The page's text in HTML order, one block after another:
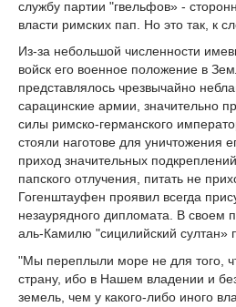
службу партии "гвельфов» -
власти римских пап. Но это так, к
Из-за небольшой численности
войск его военное положение в
представлялось чрезвычайно
сарацинские армии, значительно
силы римско-германского
стояли наготове для уничтожения
приход значительных
папского отлучения, питать не
Гогенштауфен проявил всегда
незаурядного дипломата. В своем
аль-Камилю "сицилийский султан»
"Мы переплыли море не для того,
страну, ибо в Нашем владении и
земель, чем у какого-либо иного